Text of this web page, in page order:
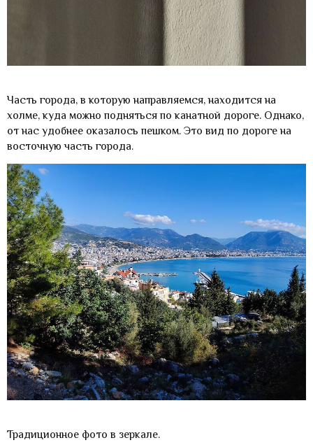
Часть города, в которую направляемся, находится на
холме, куда можно подняться по канатной дороге. Однако,
от нас удобнее оказалось пешком. Это вид по дороге на
восточную часть города.
Традиционное фото в зеркале.